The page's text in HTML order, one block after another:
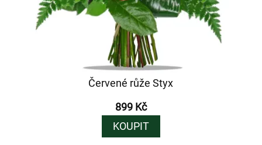
Červené růže Styx
899 Kč
KOUPIT